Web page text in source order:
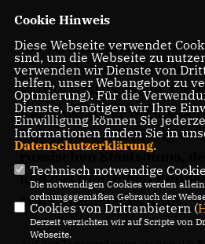
Als Vorsitzender des
Ausschusses des
Polenz (CDU) vom 20. bis
Kaliningrad. Er nimmt
Sitzung der Auswärtigen
russischen Staatsduma,
und des Deutschen
erste Treffen dieser Art.
Cookie Hinweis
Diese Webseite verwendet
sind, um die Webseite zu
verwenden wir Dienste von
helfen, unser Webangebot zu
Optmierung). Für die
Dienste, benötigen wir Ihre
Einwilligung können Sie
Informationen finden Sie in
Datenschutzerklärung.
Technisch notwendige
Die notwendigen Cookies werden
ordnungsgemäßen Gebrauch der
Cookies von Drittanbietern (
Derzeit verzichten wir auf Scripte von
Webseite.